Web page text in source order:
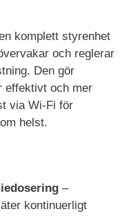
komplett styrenhet
och reglerar
Den gör
effektivt och mer
via Wi-Fi för
helst.
–
kontinuerligt